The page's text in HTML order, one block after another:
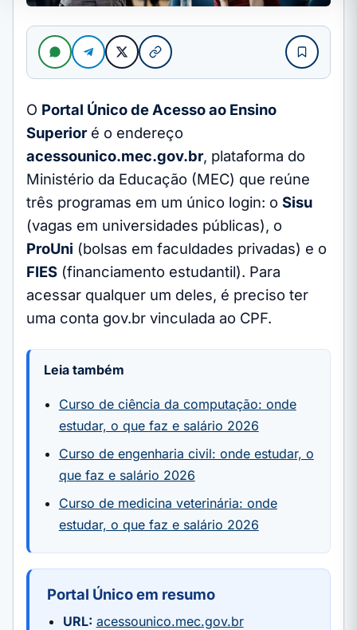
O Portal Único de Acesso ao Ensino
Superioré o endereço
acessounico.mec.gov.br, plataforma do
Ministério da Educação (MEC) que reúne
três programas em um único login: o Sisu
(vagas em universidades públicas), o
ProUni (bolsas em faculdades privadas) e o
FIES (financiamento estudantil). Para
acessar qualquer um deles, é preciso ter
uma conta gov.br vinculada ao CPF.
Leia também
Curso de ciência da computação: onde
estudar, o que faz e salário 2026
Curso de engenharia civil: onde estudar, o
que faz e salário 2026
Curso de medicina veterinária: onde
estudar, o que faz e salário 2026
Portal Único em resumo
URL: acessounico.mec.gov.br